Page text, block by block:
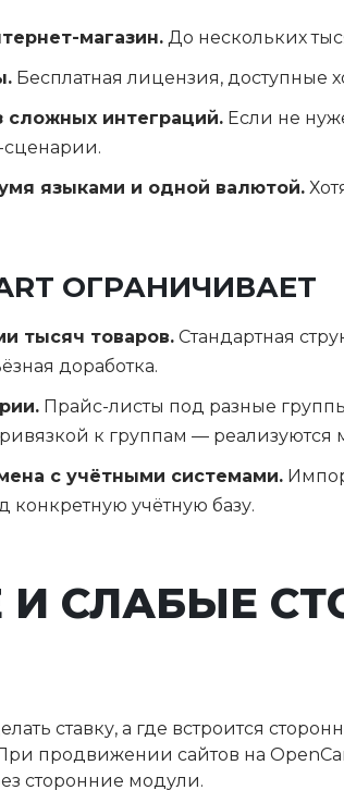
магазин. До нескольких
Бесплатная лицензия, доступные
сложных интеграций. Если не
языками и одной валютой.
ОГРАНИЧИВАЕТ
тысяч товаров. Стандартная
доработка.
Прайс-листы под разные
к группам —
с учётными системами.
конкретную учётную базу.
СЛАБЫЕ
ставку, а где встроится
продвижении сайтов на
сторонние модули.